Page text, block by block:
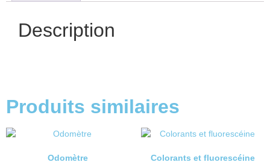
Description
Produits similaires
Odomètre Colorants et fluorescéine